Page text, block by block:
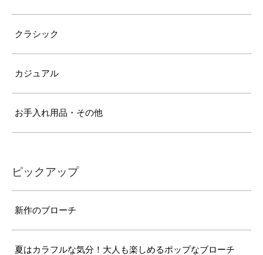
クラシック
カジュアル
お手入れ用品・その他
ピックアップ
新作のブローチ
夏はカラフルな気分！大人も楽しめるポップなブローチ